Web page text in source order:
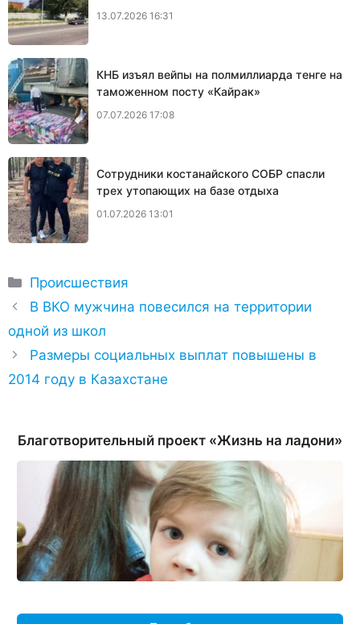
13.07.2026 16:31
КНБ изъял вейпы на полмиллиарда тенге на
таможенном посту «Кайрак»
07.07.2026 17:08
Сотрудники костанайского СОБР спасли
трех утопающих на базе отдыха
01.07.2026 13:01
Рубрики
Происшествия
В ВКО мужчина повесился на территории
одной из школ
Размеры социальных выплат повышены в
2014 году в Казахстане
Благотворительный проект «Жизнь на ладони»